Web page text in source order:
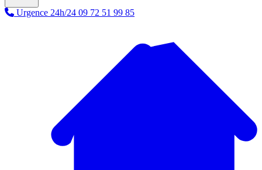
Urgence 24h/24 09 72 51 99 85